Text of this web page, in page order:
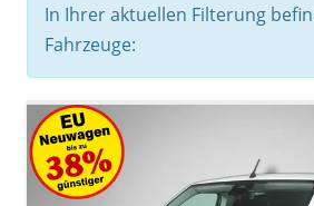
In Ihrer aktuellen Filterung
Fahrzeuge: